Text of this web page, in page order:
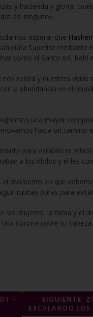
y hacienda y gloria,
así ninguno»
esperar que
Superior mediante
como el Santo Arí, Rabí
rodea y nuestras vidas
la abundancia en el
una mayor
hacia un camino
para establecer
a los ídolos y él les
momento en que
rutinas puras para
las mujeres, la fama y el
corona sobre tu
–
SIGUIENTE:
ESCALANDO